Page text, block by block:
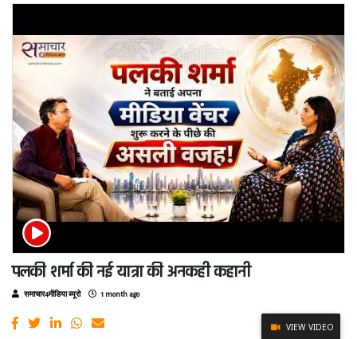
पलकी शर्मा की नई यात्रा की अनकही कहानी
समाचार4मीडिया ब्यूरो 1 month ago
VIEW VIDEO